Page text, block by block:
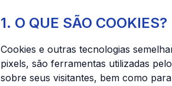
1. O QUE SÃO COOKIES?
Cookies e outras tecnologias
pixels, são ferramentas utilizadas
sobre seus visitantes, bem como